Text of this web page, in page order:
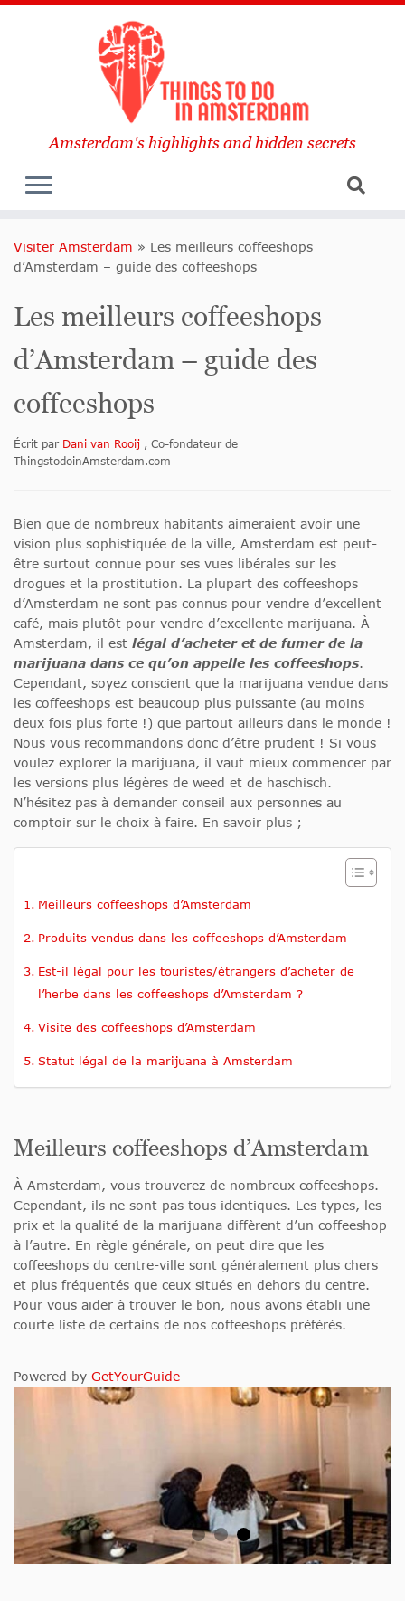
Amsterdam's highlights and hidden secrets
Visiter Amsterdam » Les meilleurs coffeeshops
d’Amsterdam – guide des coffeeshops
Les meilleurs coffeeshops
d’Amsterdam – guide des
coffeeshops
Écrit par Dani van Rooij , Co-fondateur de
ThingstodoinAmsterdam.com
Bien que de nombreux habitants aimeraient avoir une
vision plus sophistiquée de la ville, Amsterdam est peut-
être surtout connue pour ses vues libérales sur les
drogues et la prostitution. La plupart des coffeeshops
d’Amsterdam ne sont pas connus pour vendre d’excellent
café, mais plutôt pour vendre d’excellente marijuana. À
Amsterdam, il est légal d’acheter et de fumer de la
marijuana dans ce qu’on appelle les coffeeshops.
Cependant, soyez conscient que la marijuana vendue dans
les coffeeshops est beaucoup plus puissante (au moins
deux fois plus forte !) que partout ailleurs dans le monde !
Nous vous recommandons donc d’être prudent ! Si vous
voulez explorer la marijuana, il vaut mieux commencer par
les versions plus légères de weed et de haschisch.
N’hésitez pas à demander conseil aux personnes au
comptoir sur le choix à faire. En savoir plus ;
Meilleurs coffeeshops d’Amsterdam
Produits vendus dans les coffeeshops d’Amsterdam
Est-il légal pour les touristes/étrangers d’acheter de
l’herbe dans les coffeeshops d’Amsterdam ?
Visite des coffeeshops d’Amsterdam
Statut légal de la marijuana à Amsterdam
Meilleurs coffeeshops d’Amsterdam
À Amsterdam, vous trouverez de nombreux coffeeshops.
Cependant, ils ne sont pas tous identiques. Les types, les
prix et la qualité de la marijuana diffèrent d’un coffeeshop
à l’autre. En règle générale, on peut dire que les
coffeeshops du centre-ville sont généralement plus chers
et plus fréquentés que ceux situés en dehors du centre.
Pour vous aider à trouver le bon, nous avons établi une
courte liste de certains de nos coffeeshops préférés.
Powered by GetYourGuide